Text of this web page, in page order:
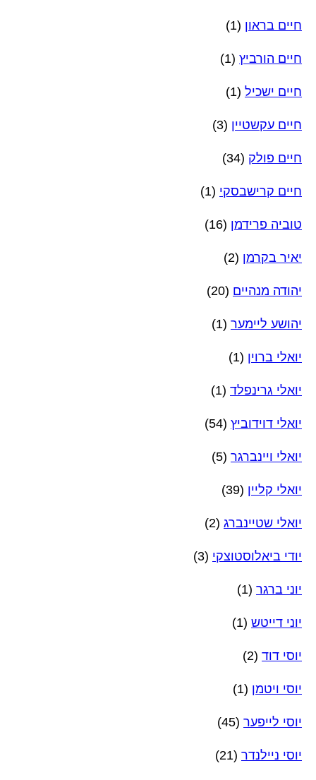
חיים בראון (1)
חיים הורביץ (1)
חיים ישכיל (1)
חיים עקשטיין (3)
חיים פולק (34)
חיים קרישבסקי (1)
טוביה פרידמן (16)
יאיר בקרמן (2)
יהודה מנהיים (20)
יהושע ליימער (1)
יואלי ברוין (1)
יואלי גרינפלד (1)
יואלי דוידוביץ (54)
יואלי ויינברגר (5)
יואלי קליין (39)
יואלי שטיינברג (2)
יודי ביאלוסטוצקי (3)
יוני ברגר (1)
יוני דייטש (1)
יוסי דוד (2)
יוסי ויטמן (1)
יוסי לייפער (45)
יוסי ניילנדר (21)